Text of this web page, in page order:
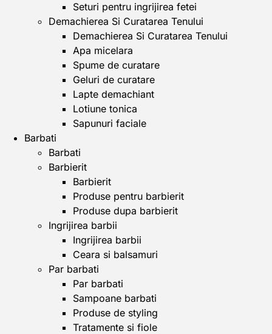
Seturi pentru ingrijirea fetei
Demachierea Si Curatarea Tenului
Demachierea Si Curatarea Tenului
Apa micelara
Spume de curatare
Geluri de curatare
Lapte demachiant
Lotiune tonica
Sapunuri faciale
Barbati
Barbati
Barbierit
Barbierit
Produse pentru barbierit
Produse dupa barbierit
Ingrijirea barbii
Ingrijirea barbii
Ceara si balsamuri
Par barbati
Par barbati
Sampoane barbati
Produse de styling
Tratamente si fiole